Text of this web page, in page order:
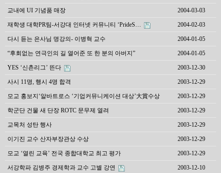
교내에 UI 기념품 매장 2004-03-03
재학생 대학PR팀-서강대 인터넷 커뮤니티 ‘PrideS… 2004-02-03
다시 듣는 은사님 명강의- 이병혁 교수 2004-01-05
“후회없는 연극인의 길 열어준 또 한 분의 아버지” 2004-01-05
YES ‘신촌리그’ 뜬다 2003-12-30
사시 11명, 행시 4명 합격 2003-12-29
모교 홍보지‘알바트로스 ‘기업커뮤니케이션 대상’大賞수상 2003-12-29
학군단 건물 새 단장 ROTC 문무제 열려 2003-12-29
교목처 성탄 행사 2003-12-29
이기진 교수 산자부장관상 수상 2003-12-29
모교 ‘열린 교육’ 전국 종합대학교 최고 평가 2003-12-29
서강학파 김병주 경제학과 교수 고별 강연 2003-12-10